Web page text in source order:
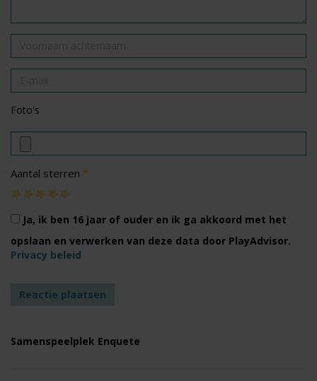
Foto's
Aantal sterren *
Ja, ik ben 16 jaar of ouder en ik ga akkoord met het
opslaan en verwerken van deze data door PlayAdvisor.
Privacy beleid
Samenspeelplek Enquete